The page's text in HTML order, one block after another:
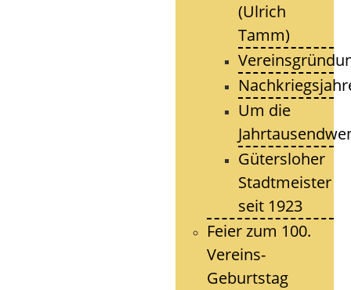
(Ulrich
Tamm)
Um die
Gütersloher
Stadtmeister
seit 1923
Feier zum 100.
Vereins-
Geburtstag